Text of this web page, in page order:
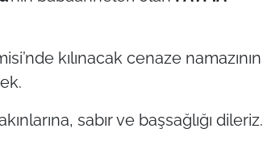
kılınacak cenaze namazının
sabır ve başsağlığı dileriz.